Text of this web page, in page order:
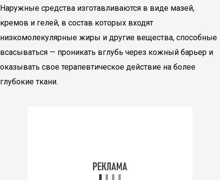
Наружные средства изготавливаются в виде мазей,
кремов и гелей, в состав которых входят
низкомолекулярные жиры и другие вещества, способные
всасываться — проникать вглубь через кожный барьер и
оказывать свое терапевтическое действие на более
глубокие ткани.